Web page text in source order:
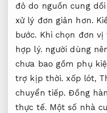
đỏ do nguồn cung
xử lý đơn giản hơn.
bước. Khi chọn đơn
hợp lý. người dùng
chưa bao gồm phụ
trợ kịp thời. xốp lót,
chuyển tiếp.Đồng
thực tế. Một số nhà